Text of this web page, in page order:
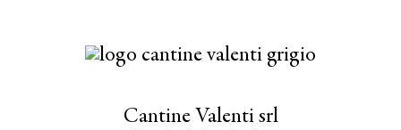
Cantine Valenti srl